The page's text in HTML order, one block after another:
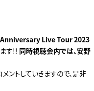
Live Tour 2023
す!! 同時視聴会内では、安野
ントしていきますので、是非